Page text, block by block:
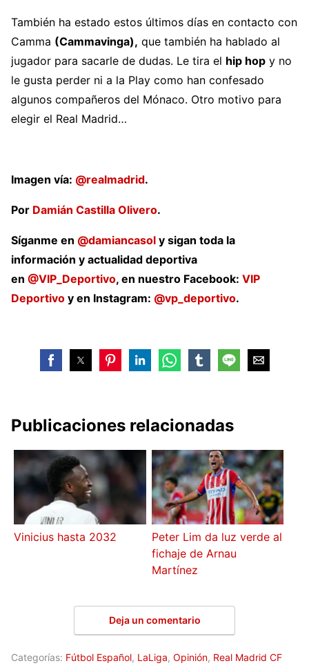
También ha estado estos últimos días en contacto con
Camma (Cammavinga), que también ha hablado al
jugador para sacarle de dudas. Le tira el hip hop y no
le gusta perder ni a la Play como han confesado
algunos compañeros del Mónaco. Otro motivo para
elegir el Real Madrid…
Imagen vía: @realmadrid.
Por Damián Castilla Olivero.
Síganme en @damiancasol y sigan toda la
información y actualidad deportiva
en @VIP_Deportivo, en nuestro Facebook: VIP
Deportivo y en Instagram: @vp_deportivo.
Publicaciones relacionadas
Vinicius hasta 2032
Peter Lim da luz verde al
fichaje de Arnau
Martínez
Deja un comentario
Categorías: Fútbol Español, LaLiga, Opinión, Real Madrid CF